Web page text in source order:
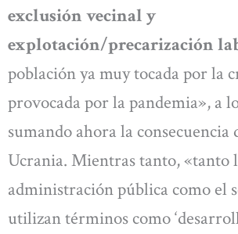
exclusión vecinal y
explotación/precarización
población ya muy tocada por la
provocada por la pandemia», a
sumando ahora la consecuencia
Ucrania. Mientras tanto, «tanto
administración pública como el
utilizan términos como